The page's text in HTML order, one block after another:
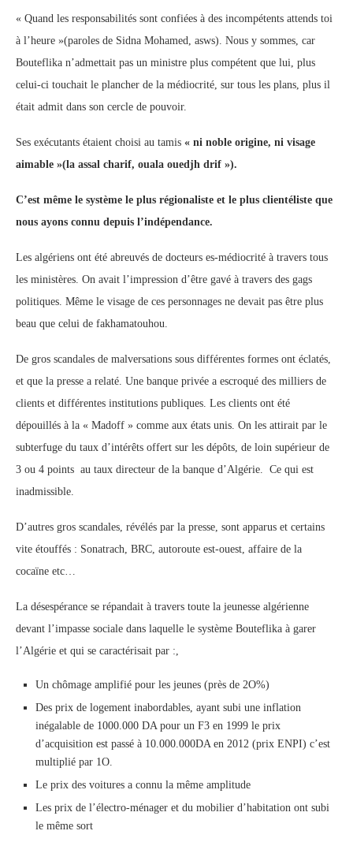
« Quand les responsabilités sont confiées à des incompétents attends toi
à l’heure »(paroles de Sidna Mohamed, asws). Nous y sommes, car
Bouteflika n’admettait pas un ministre plus compétent que lui, plus
celui-ci touchait le plancher de la médiocrité, sur tous les plans, plus il
était admit dans son cercle de pouvoir.
Ses exécutants étaient choisi au tamis « ni noble origine, ni visage
aimable »(la assal charif, ouala ouedjh drif »).
C’est même le système le plus régionaliste et le plus clientéliste que
nous ayons connu depuis l’indépendance.
Les algériens ont été abreuvés de docteurs es-médiocrité à travers tous
les ministères. On avait l’impression d’être gavé à travers des gags
politiques. Même le visage de ces personnages ne devait pas être plus
beau que celui de fakhamatouhou.
De gros scandales de malversations sous différentes formes ont éclatés,
et que la presse a relaté. Une banque privée a escroqué des milliers de
clients et différentes institutions publiques. Les clients ont été
dépouillés à la « Madoff » comme aux états unis. On les attirait par le
subterfuge du taux d’intérêts offert sur les dépôts, de loin supérieur de
3 ou 4 points au taux directeur de la banque d’Algérie. Ce qui est
inadmissible.
D’autres gros scandales, révélés par la presse, sont apparus et certains
vite étouffés : Sonatrach, BRC, autoroute est-ouest, affaire de la
cocaïne etc…
La désespérance se répandait à travers toute la jeunesse algérienne
devant l’impasse sociale dans laquelle le système Bouteflika à garer
l’Algérie et qui se caractérisait par :,
Un chômage amplifié pour les jeunes (près de 2O%)
Des prix de logement inabordables, ayant subi une inflation
inégalable de 1000.000 DA pour un F3 en 1999 le prix
d’acquisition est passé à 10.000.000DA en 2012 (prix ENPI) c’est
multiplié par 1O.
Le prix des voitures a connu la même amplitude
Les prix de l’électro-ménager et du mobilier d’habitation ont subi
le même sort